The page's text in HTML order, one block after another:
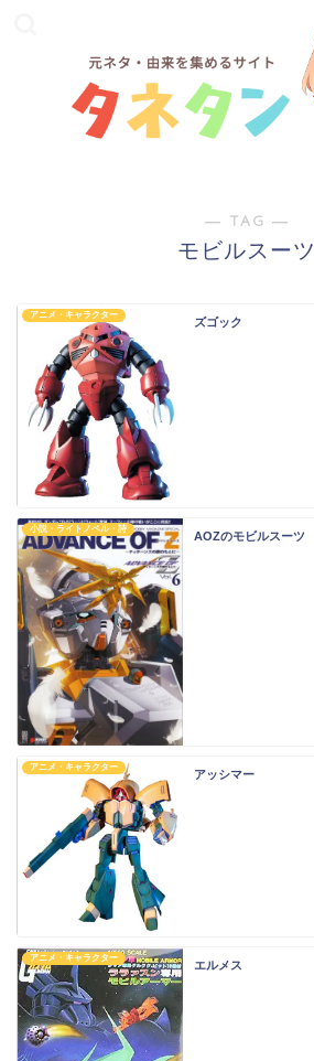
― TAG ―
モビルスーツ
アニメ・キャラクター
ズゴック
小説・ライトノベル・詩
AOZのモビルスーツ
アニメ・キャラクター
アッシマー
アニメ・キャラクター
エルメス